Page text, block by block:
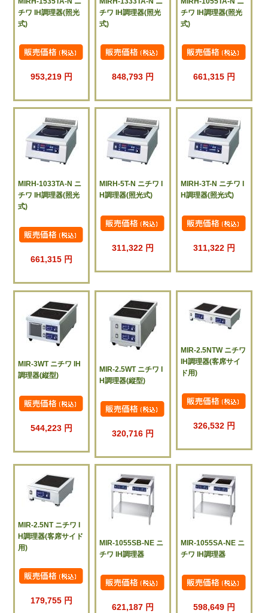
チワ IH調理器(照光
式)
953,219 円
チワ IH調理器(照光
式)
848,793 円
チワ IH調理器(照光
式)
661,315 円
MIRH-1033TA-N ニ
チワ IH調理器(照光
式)
661,315 円
MIRH-5T-N ニチワ I
H調理器(照光式)
311,322 円
MIRH-3T-N ニチワ I
H調理器(照光式)
311,322 円
MIR-3WT ニチワ IH
調理器(縦型)
544,223 円
MIR-2.5WT ニチワ I
H調理器(縦型)
320,716 円
MIR-2.5NTW ニチワ
IH調理器(客席サイ
ド用)
326,532 円
MIR-2.5NT ニチワ I
H調理器(客席サイド
用)
179,755 円
MIR-1055SB-NE ニ
チワ IH調理器
621,187 円
MIR-1055SA-NE ニ
チワ IH調理器
598,649 円